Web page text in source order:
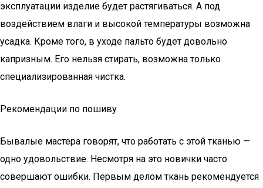
эксплуатации изделие будет растягиваться. А под
воздействием влаги и высокой температуры возможна
усадка. Кроме того, в уходе пальто будет довольно
капризным. Его нельзя стирать, возможна только
специализированная чистка.
Рекомендации по пошиву
Бывалые мастера говорят, что работать с этой тканью —
одно удовольствие. Несмотря на это новички часто
совершают ошибки. Первым делом ткань рекомендуется